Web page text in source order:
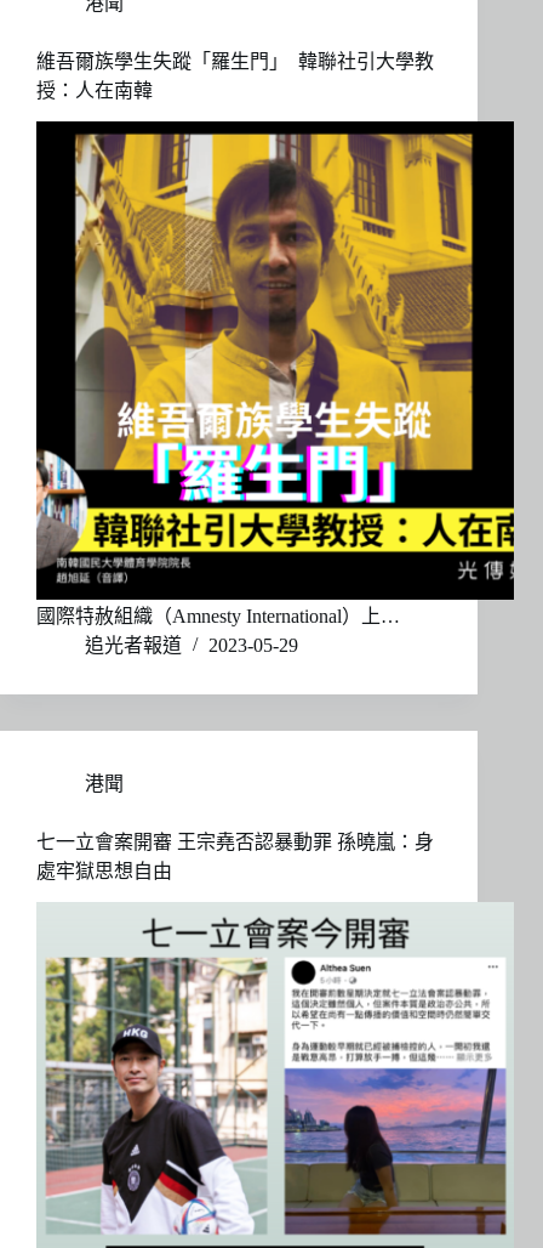
維吾爾族學生失蹤「羅生門」 韓聯社引大學教
授：人在南韓
國際特赦組織（Amnesty International）上…
追光者報道
2023-05-29
港聞
七一立會案開審 王宗堯否認暴動罪 孫曉嵐：身
處牢獄思想自由